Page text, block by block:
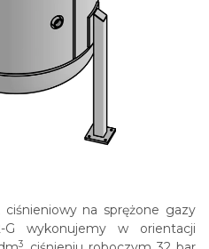
na sprężone gazy
G wykonujemy w orientacji
3